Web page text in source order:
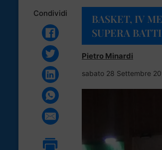
Condividi
BASKET, IV
SUPERA
Pietro Minardi
sabato 28 Settembre